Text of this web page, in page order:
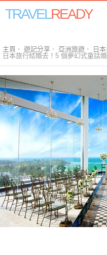
TRAVELREADY
主頁 遊記分享 亞洲旅遊
日
日本旅行結婚去！5 個夢幻式童話